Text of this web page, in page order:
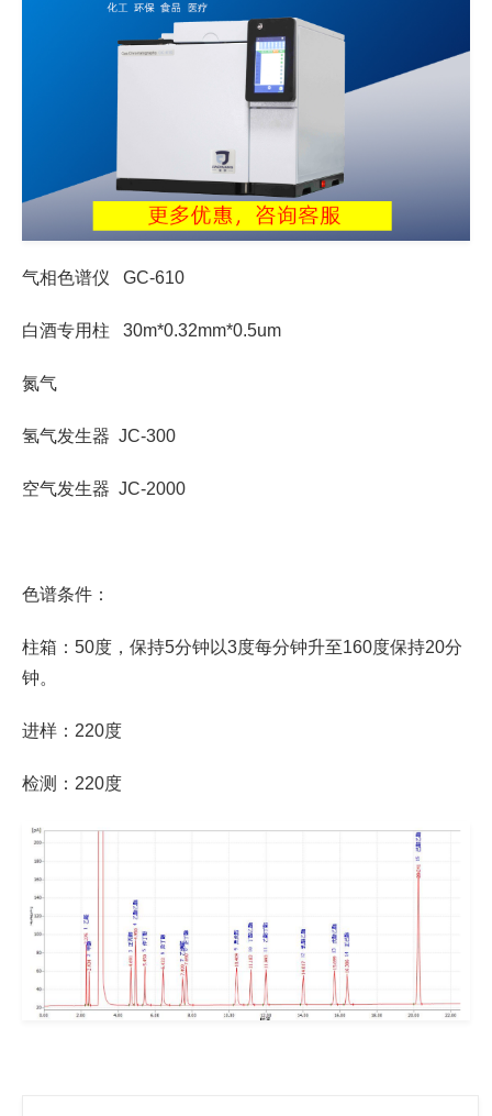
气相色谱仪 GC-610
白酒专用柱 30m*0.32mm*0.5um
氮气
氢气发生器 JC-300
空气发生器 JC-2000
色谱条件：
柱箱：50度，保持5分钟以3度每分钟升至160度保持20分
钟。
进样：220度
检测：220度